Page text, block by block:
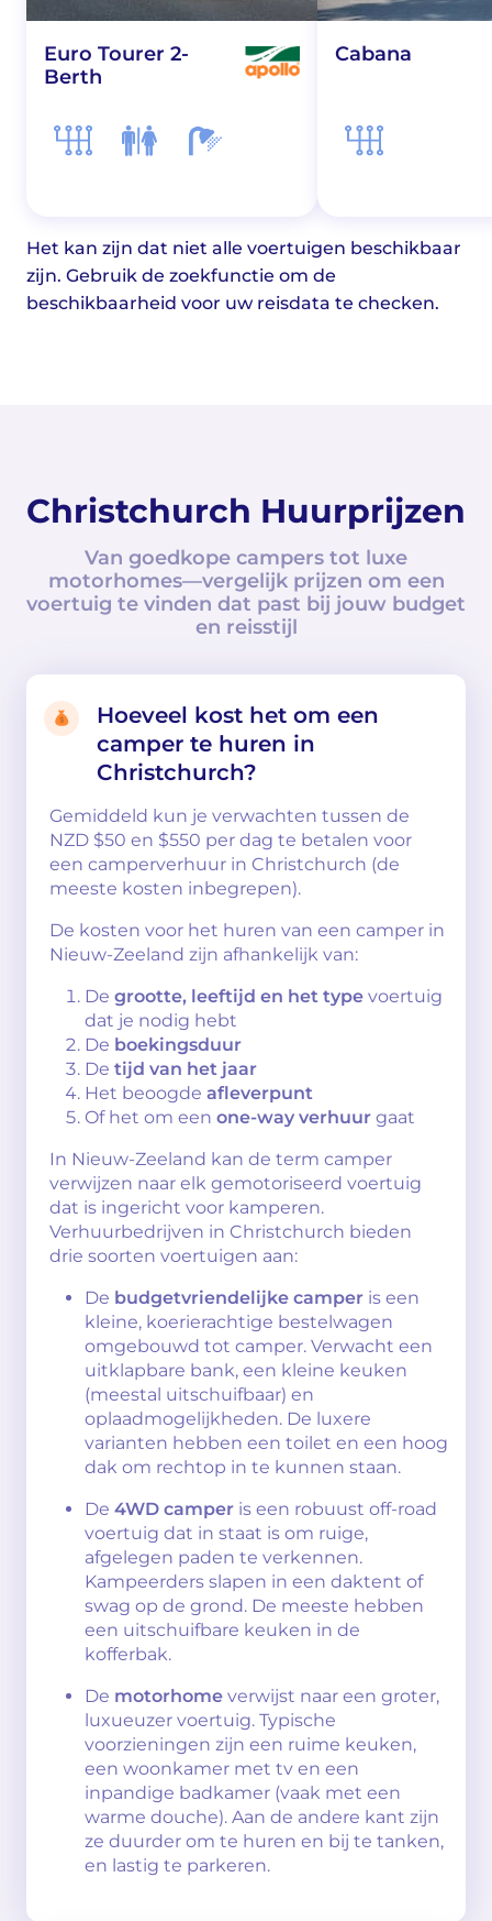
Euro Tourer 2-
Berth
Cabana
Het kan zijn dat niet alle voertuigen beschikbaar
zijn. Gebruik de zoekfunctie om de
beschikbaarheid voor uw reisdata te checken.
Christchurch Huurprijzen
Van goedkope campers tot luxe
motorhomes—vergelijk prijzen om een
voertuig te vinden dat past bij jouw budget
en reisstijl
Hoeveel kost het om een
camper te huren in
Christchurch?
Gemiddeld kun je verwachten tussen de
NZD $50 en $550 per dag te betalen voor
een camperverhuur in Christchurch (de
meeste kosten inbegrepen).
De kosten voor het huren van een camper in
Nieuw-Zeeland zijn afhankelijk van:
De grootte, leeftijd en het type voertuig
dat je nodig hebt
De boekingsduur
De tijd van het jaar
Het beoogde afleverpunt
Of het om een one-way verhuur gaat
In Nieuw-Zeeland kan de term camper
verwijzen naar elk gemotoriseerd voertuig
dat is ingericht voor kamperen.
Verhuurbedrijven in Christchurch bieden
drie soorten voertuigen aan:
De budgetvriendelijke camper is een
kleine, koerierachtige bestelwagen
omgebouwd tot camper. Verwacht een
uitklapbare bank, een kleine keuken
(meestal uitschuifbaar) en
oplaadmogelijkheden. De luxere
varianten hebben een toilet en een hoog
dak om rechtop in te kunnen staan.
De 4WD camper is een robuust off-road
voertuig dat in staat is om ruige,
afgelegen paden te verkennen.
Kampeerders slapen in een daktent of
swag op de grond. De meeste hebben
een uitschuifbare keuken in de
kofferbak.
De motorhome verwijst naar een groter,
luxueuzer voertuig. Typische
voorzieningen zijn een ruime keuken,
een woonkamer met tv en een
inpandige badkamer (vaak met een
warme douche). Aan de andere kant zijn
ze duurder om te huren en bij te tanken,
en lastig te parkeren.